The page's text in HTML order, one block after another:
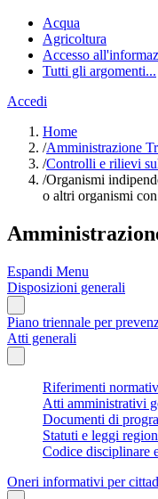
Acqua
Agricoltura
Accesso
Tutti gli argomenti...
Accedi
Home
/Amministrazione
/Controlli e rilievi
/Organismi
o altri organismi
Espandi Menu
Disposizioni generali
Piano triennale per
Atti generali
Riferimenti
Atti amministrativi
Documenti di
Statuti e leggi
Codice disciplinare
Oneri informativi per